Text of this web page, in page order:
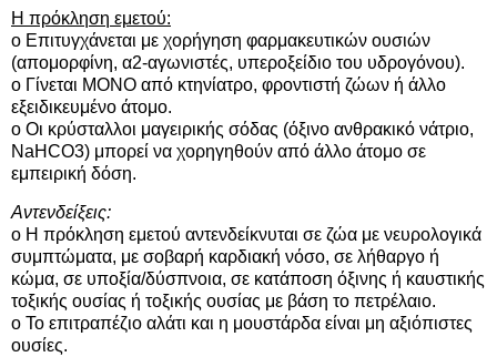
Η πρόκληση εμετού:
o Επιτυγχάνεται με χορήγηση φαρμακευτικών ουσιών
(απομορφίνη, α2-αγωνιστές, υπεροξείδιο του υδρογόνου).
o Γίνεται ΜΟΝΟ από κτηνίατρο, φροντιστή ζώων ή άλλο
εξειδικευμένο άτομο.
o Οι κρύσταλλοι μαγειρικής σόδας (όξινο ανθρακικό νάτριο,
NaHCO3) μπορεί να χορηγηθούν από άλλο άτομο σε
εμπειρική δόση.
Αντενδείξεις:
o Η πρόκληση εμετού αντενδείκνυται σε ζώα με νευρολογικά
συμπτώματα, με σοβαρή καρδιακή νόσο, σε λήθαργο ή
κώμα, σε υποξία/δύσπνοια, σε κατάποση όξινης ή καυστικής
τοξικής ουσίας ή τοξικής ουσίας με βάση το πετρέλαιο.
o Το επιτραπέζιο αλάτι και η μουστάρδα είναι μη αξιόπιστες
ουσίες.